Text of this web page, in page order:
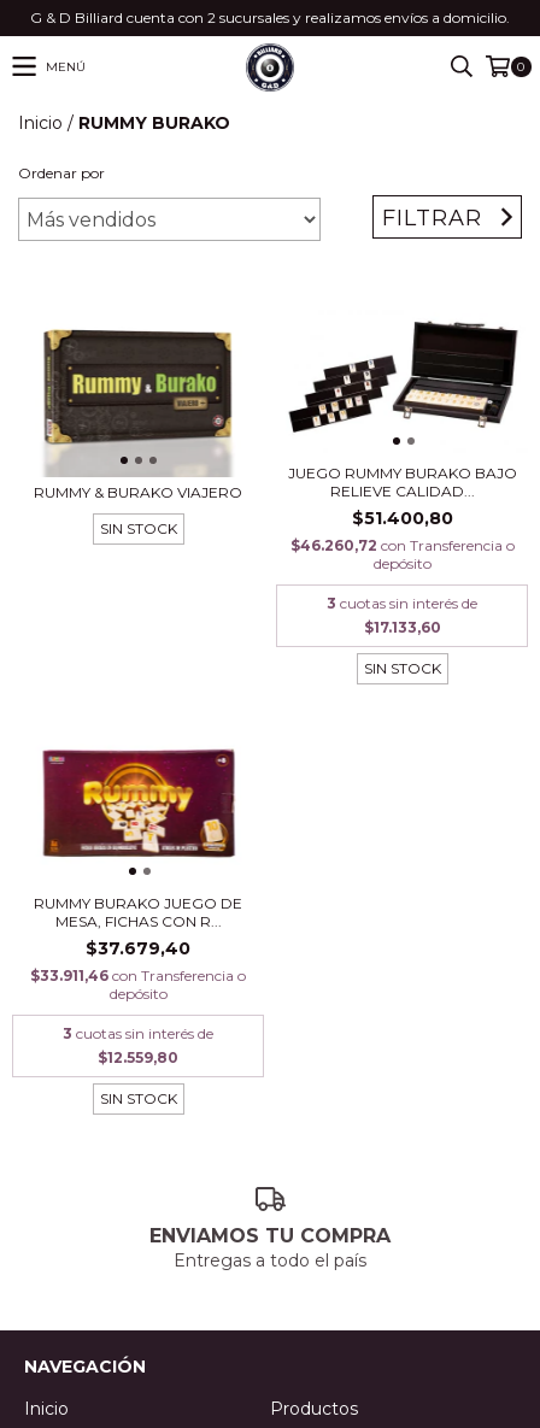
G & D Billiard cuenta con 2 sucursales y realizamos envíos a domicilio.
MENÚ 0
Inicio / RUMMY BURAKO
Ordenar por
FILTRAR
RUMMY & BURAKO VIAJERO
SIN STOCK
JUEGO RUMMY BURAKO BAJO
RELIEVE CALIDAD...
$51.400,80
$46.260,72 con Transferencia o
depósito
3 cuotas sin interés de
$17.133,60
SIN STOCK
RUMMY BURAKO JUEGO DE
MESA, FICHAS CON R...
$37.679,40
$33.911,46 con Transferencia o
depósito
3 cuotas sin interés de
$12.559,80
SIN STOCK
ENVIAMOS TU COMPRA
Entregas a todo el país
NAVEGACIÓN
Inicio
Productos